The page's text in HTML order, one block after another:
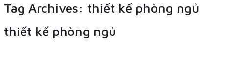
Tag Archives: thiết kế phòng ngủ
thiết kế phòng ngủ